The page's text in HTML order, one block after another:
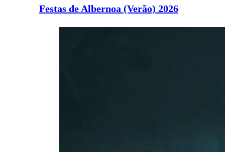
Festas de Albernoa (Verão) 2026